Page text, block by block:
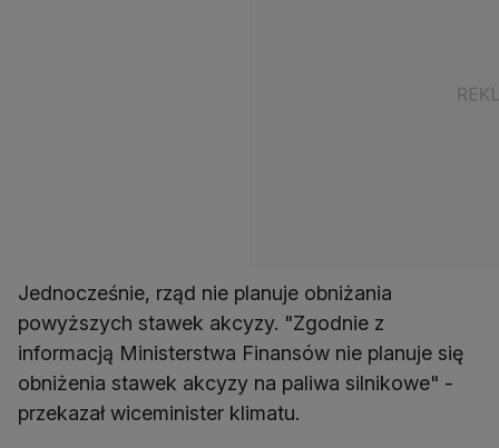
Jednocześnie, rząd nie planuje obniżania
powyższych stawek akcyzy. "Zgodnie z
informacją Ministerstwa Finansów nie planuje się
obniżenia stawek akcyzy na paliwa silnikowe" -
przekazał wiceminister klimatu.